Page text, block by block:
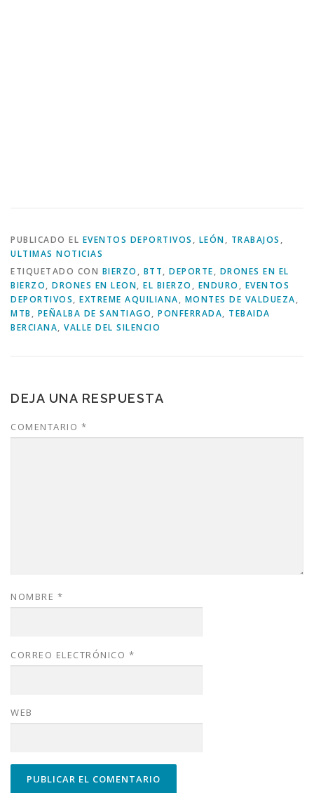
PUBLICADO EL EVENTOS DEPORTIVOS , LEÓN, TRABAJOS ,
ULTIMAS NOTICIAS
ETIQUETADO CON BIERZO , BTT, DEPORTE, DRONES EN EL
BIERZO, DRONES EN LEON, EL BIERZO , ENDURO , EVENTOS
DEPORTIVOS, EXTREME AQUILIANA, MONTES DE VALDUEZA,
MTB , PEÑALBA DE SANTIAGO, PONFERRADA, TEBAIDA
BERCIANA, VALLE DEL SILENCIO
DEJA UNA RESPUESTA
COMENTARIO *
NOMBRE *
CORREO ELECTRÓNICO *
WEB